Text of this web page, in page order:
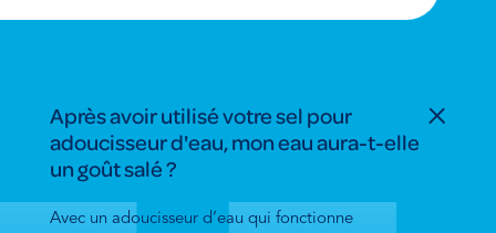
Après avoir utilisé votre sel pour
adoucisseur d'eau, mon eau aura-t-elle
un goût salé ?
Avec un adoucisseur d’eau qui fonctionne